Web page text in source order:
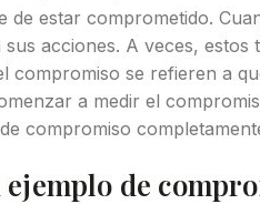
de estar comprometido.
acciones. A veces,
compromiso se refieren a
a medir el
compromiso
ejemplo de